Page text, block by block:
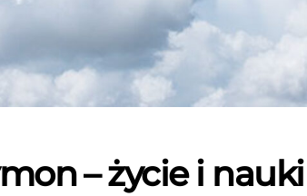
– życie i